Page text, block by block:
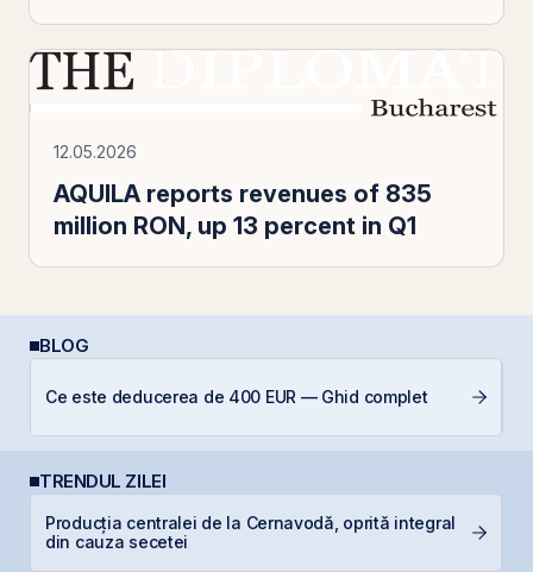
12.05.2026
AQUILA reports revenues of 835
million RON, up 13 percent in Q1
BLOG
Ce este deducerea de 400 EUR — Ghid complet
TRENDUL ZILEI
Producția centralei de la Cernavodă, oprită integral
din cauza secetei